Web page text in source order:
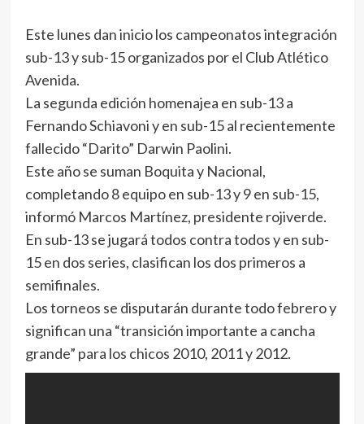
Este lunes dan inicio los campeonatos integración
sub-13 y sub-15 organizados por el Club Atlético
Avenida.
La segunda edición homenajea en sub-13 a
Fernando Schiavoni y en sub-15 al recientemente
fallecido “Darito” Darwin Paolini.
Este año se suman Boquita y Nacional,
completando 8 equipo en sub-13 y 9 en sub-15,
informó Marcos Martínez, presidente rojiverde.
En sub-13 se jugará todos contra todos y en sub-
15 en dos series, clasifican los dos primeros a
semifinales.
Los torneos se disputarán durante todo febrero y
significan una “transición importante a cancha
grande” para los chicos 2010, 2011 y 2012.